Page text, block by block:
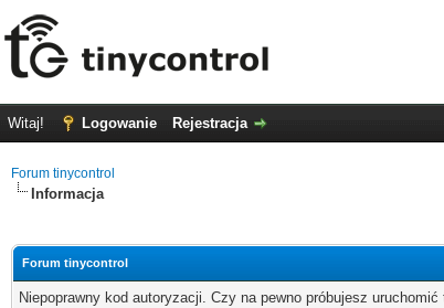
Witaj! Logowanie Rejestracja
Forum tinycontrol
Informacja
Forum tinycontrol
Niepoprawny kod autoryzacji. Czy na pewno próbujesz